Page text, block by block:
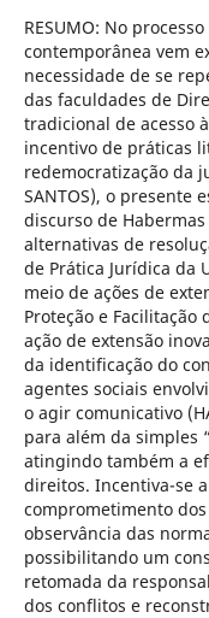
RESUMO: No
contemporânea vem
necessidade de se
das faculdades de
tradicional de acesso
incentivo de práticas
redemocratização da
SANTOS), o presente
discurso de
alternativas de
de Prática Jurídica da
meio de ações de
Proteção e Facilitação
ação de extensão
da identificação do
agentes sociais
o agir comunicativo
para além da simples
atingindo também a
direitos. Incentiva-se
comprometimento
observância das
possibilitando um
retomada da
dos conflitos e